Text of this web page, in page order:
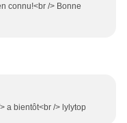
connu!<br /> Bonne
a bientôt<br /> lylytop